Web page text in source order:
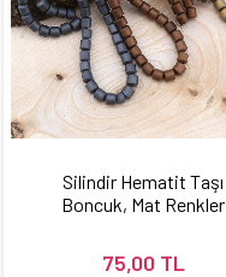
Silindir Hematit Taşı
Boncuk, Mat Renkler
75,00 TL